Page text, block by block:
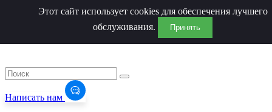
Написать нам
Этот сайт использует cookies для обеспечения лучшего
обслуживания.
Принять